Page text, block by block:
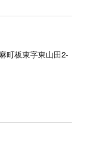
町板東字東山田2-